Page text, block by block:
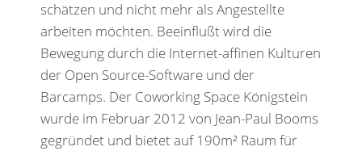
schätzen und nicht mehr als Angestellte
arbeiten möchten. Beeinflußt wird die
Bewegung durch die Internet-affinen Kulturen
der Open Source-Software und der
Barcamps. Der Coworking Space Königstein
wurde im Februar 2012 von Jean-Paul Booms
gegründet und bietet auf 190m² Raum für